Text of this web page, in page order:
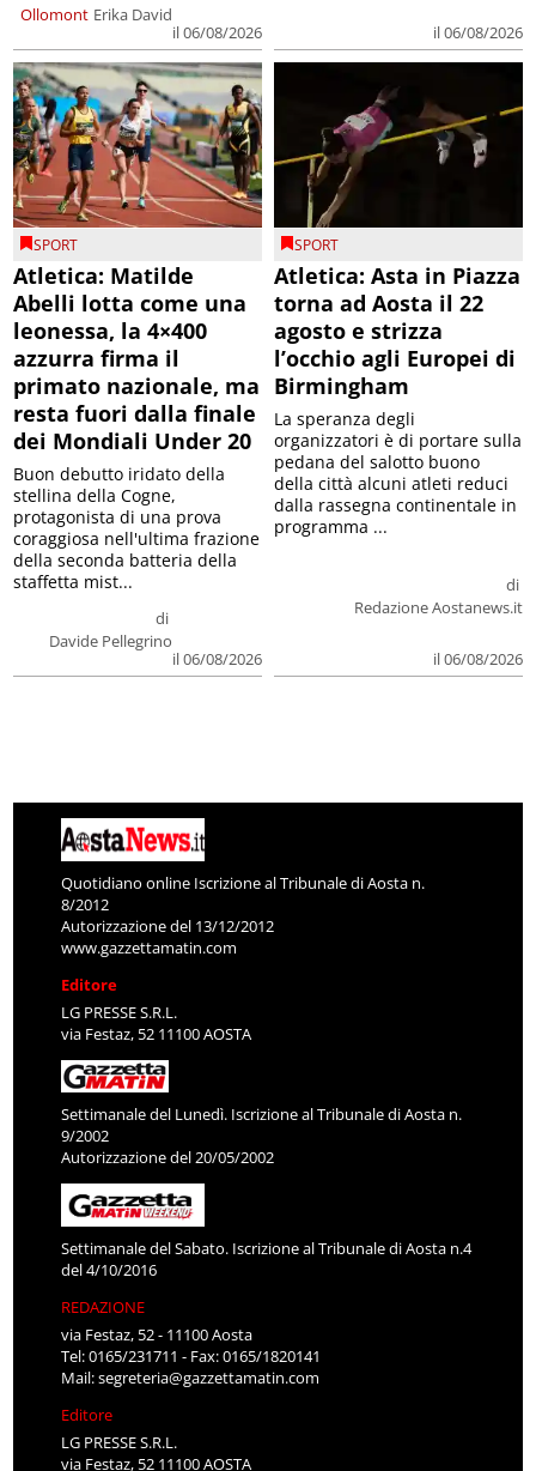
Ollomont Erika David
il 06/08/2026
il 06/08/2026
SPORT
Atletica: Matilde
Abelli lotta come una
leonessa, la 4×400
azzurra firma il
primato nazionale, ma
resta fuori dalla finale
dei Mondiali Under 20
di
Davide Pellegrino
il 06/08/2026
Buon debutto iridato della
stellina della Cogne,
protagonista di una prova
coraggiosa nell'ultima frazione
della seconda batteria della
staffetta mist...
SPORT
Atletica: Asta in Piazza
torna ad Aosta il 22
agosto e strizza
l’occhio agli Europei di
Birmingham
di
Redazione Aostanews.it
il 06/08/2026
La speranza degli
organizzatori è di portare sulla
pedana del salotto buono
della città alcuni atleti reduci
dalla rassegna continentale in
programma ...
Quotidiano online Iscrizione al Tribunale di Aosta n.
8/2012
Autorizzazione del 13/12/2012
www.gazzettamatin.com
Editore
LG PRESSE S.R.L.
via Festaz, 52 11100 AOSTA
Settimanale del Lunedì. Iscrizione al Tribunale di Aosta n.
9/2002
Autorizzazione del 20/05/2002
Settimanale del Sabato. Iscrizione al Tribunale di Aosta n.4
del 4/10/2016
REDAZIONE
via Festaz, 52 - 11100 Aosta
Tel: 0165/231711 - Fax: 0165/1820141
Mail:segreteria@gazzettamatin.com
Editore
LG PRESSE S.R.L.
via Festaz, 52 11100 AOSTA